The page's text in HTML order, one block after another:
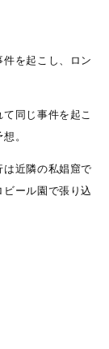
を起こし、ロン
同じ事件を起こ
。
近隣の私娼窟で
ール園で張り込